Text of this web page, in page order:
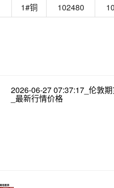
1#铜 102480
2026-06-27 07:37:17_伦敦
_最新行情价格